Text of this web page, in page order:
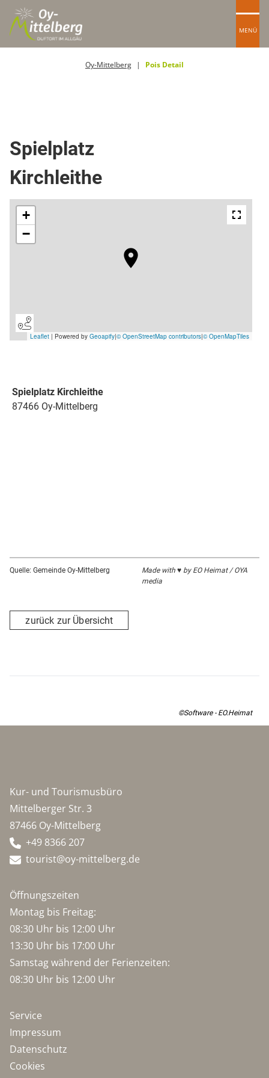
MENÜ
Oy-Mittelberg Pois Detail
Spielplatz
Kirchleithe
Spielplatz Kirchleithe
87466 Oy-Mittelberg
Quelle: Gemeinde Oy-Mittelberg
Made with ♥ by EO Heimat / OYA
media
zurück zur Übersicht
©Software - EO.Heimat
Kur- und Tourismusbüro
Mittelberger Str. 3
87466 Oy-Mittelberg
+49 8366 207
tourist@oy-mittelberg.de
Öffnungszeiten
Montag bis Freitag:
08:30 Uhr bis 12:00 Uhr
13:30 Uhr bis 17:00 Uhr
Samstag während der Ferienzeiten:
08:30 Uhr bis 12:00 Uhr
Service
Impressum
Datenschutz
Cookies